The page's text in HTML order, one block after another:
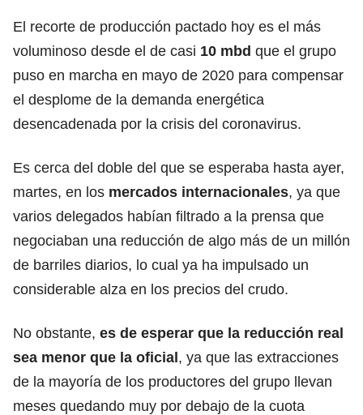
El recorte de producción pactado hoy es el más
voluminoso desde el de casi 10 mbd que el grupo
puso en marcha en mayo de 2020 para compensar
el desplome de la demanda energética
desencadenada por la crisis del coronavirus.
Es cerca del doble del que se esperaba hasta ayer,
martes, en los mercados internacionales, ya que
varios delegados habían filtrado a la prensa que
negociaban una reducción de algo más de un millón
de barriles diarios, lo cual ya ha impulsado un
considerable alza en los precios del crudo.
No obstante, es de esperar que la reducción real
sea menor que la oficial, ya que las extracciones
de la mayoría de los productores del grupo llevan
meses quedando muy por debajo de la cuota